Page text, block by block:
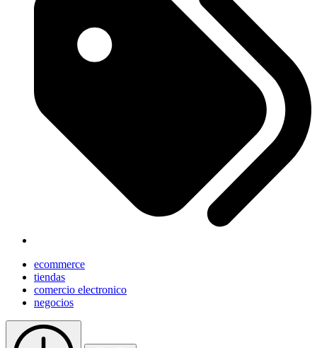
ecommerce
tiendas
comercio electronico
negocios